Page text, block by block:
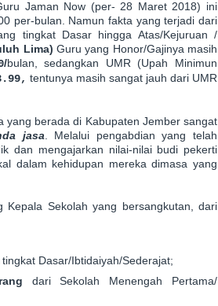
Jaman Now (per- 28 Maret 2018) ini
per-bulan. Namun fakta yang terjadi dari
tingkat Dasar hingga Atas/Kejuruan /
Lima) Guru yang Honor/Gajinya masih
/bulan, sedangkan UMR (Upah Minimun
tentunya masih sangat jauh dari UMR
yang berada di Kabupaten Jember sangat
jasa . Melalui pengabdian yang telah
dan mengajarkan nilai-nilai budi pekerti
dalam kehidupan mereka dimasa yang
Kepala Sekolah yang bersangkutan, dari
Dasar/Ibtidaiyah/Sederajat;
dari Sekolah Menengah Pertama/